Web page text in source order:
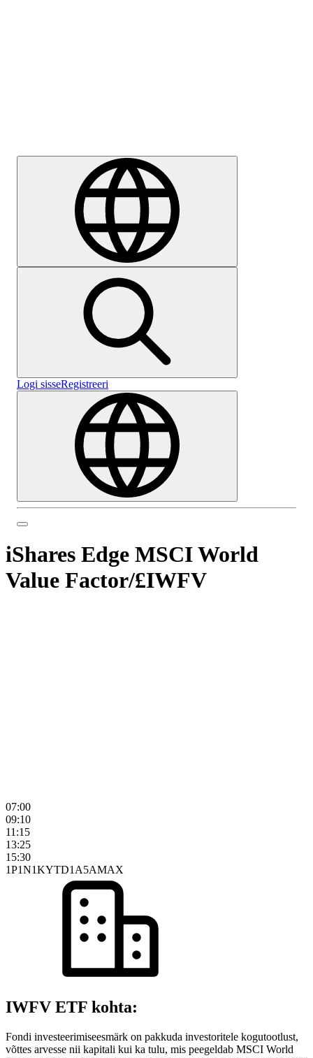
Logi sisseRegistreeri
iShares Edge MSCI World
Value Factor/£IWFV
07:00
09:10
11:15
13:25
15:30
1P1N1KYTD1A5AMAX
IWFV ETF kohta:
Fondi investeerimiseesmärk on pakkuda investoritele kogutootlust,
võttes arvesse nii kapitali kui ka tulu, mis peegeldab MSCI World